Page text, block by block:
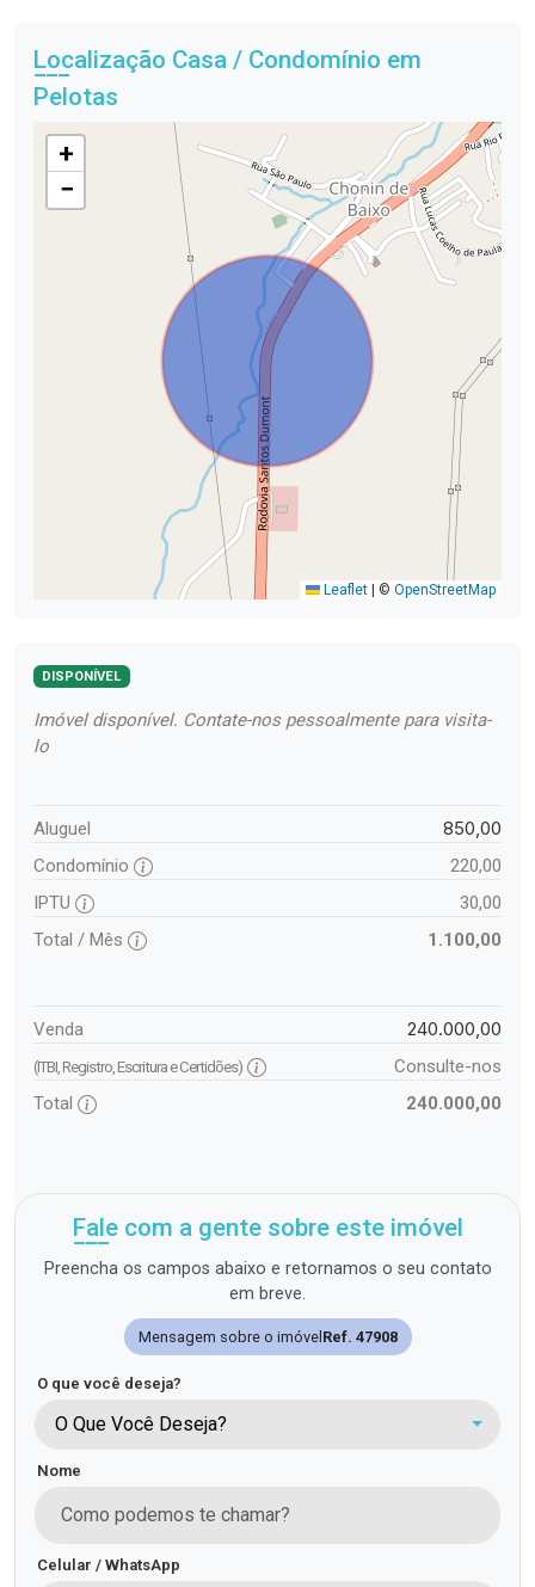
Localização Casa / Condomínio em
Pelotas
+
−
Leaflet | © OpenStreetMap
DISPONÍVEL
Imóvel disponível. Contate-nos pessoalmente para visita-
lo
Aluguel 850,00
Condomínio
220,00
IPTU
30,00
Total / Mês
1.100,00
Venda 240.000,00
(ITBI, Registro, Escritura e Certidões)
Consulte-nos
Total
240.000,00
Fale com a gente sobre este imóvel
Preencha os campos abaixo e retornamos o seu contato
em breve.
Mensagem sobre o imóvelRef. 47908
O que você deseja?
O Que Você Deseja?
Nome
Celular / WhatsApp